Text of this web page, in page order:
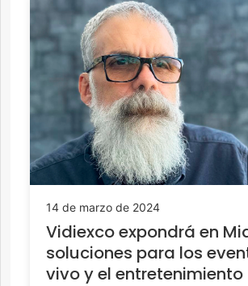
14 de marzo de 2024
Vidiexco expondrá en
soluciones para los
vivo y el entretenimiento